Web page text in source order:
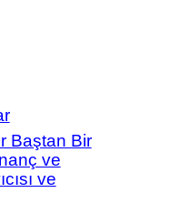
Baştan Bir
ve
ve